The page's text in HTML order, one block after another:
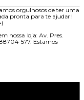
orgulhosos de ter uma
pronta para te ajudar!
nossa loja: Av. Pres.
577. Estamos